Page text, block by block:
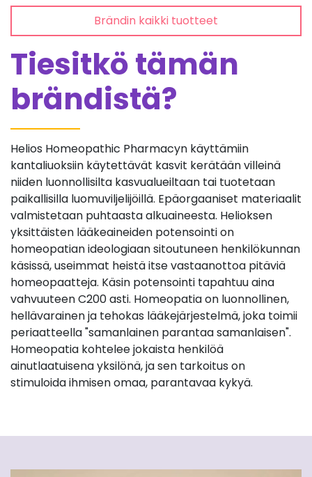
Brändin kaikki tuotteet
Tiesitkö tämän
brändistä?
Helios Homeopathic Pharmacyn käyttämiin
kantaliuoksiin käytettävät kasvit kerätään villeinä
niiden luonnollisilta kasvualueiltaan tai tuotetaan
paikallisilla luomuviljelijöillä. Epäorgaaniset materiaalit
valmistetaan puhtaasta alkuaineesta. Helioksen
yksittäisten lääkeaineiden potensointi on
homeopatian ideologiaan sitoutuneen henkilökunnan
käsissä, useimmat heistä itse vastaanottoa pitäviä
homeopaatteja. Käsin potensointi tapahtuu aina
vahvuuteen C200 asti. Homeopatia on luonnollinen,
hellävarainen ja tehokas lääkejärjestelmä, joka toimii
periaatteella "samanlainen parantaa samanlaisen".
Homeopatia kohtelee jokaista henkilöä
ainutlaatuisena yksilönä, ja sen tarkoitus on
stimuloida ihmisen omaa, parantavaa kykyä.